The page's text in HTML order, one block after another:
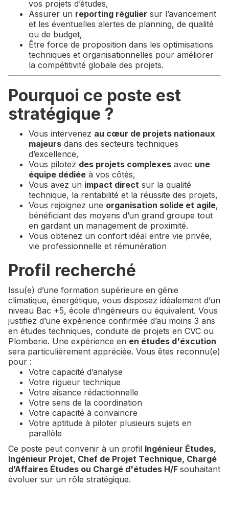
vos projets d’études,
Assurer un reporting régulier sur l’avancement
et les éventuelles alertes de planning, de qualité
ou de budget,
Être force de proposition dans les optimisations
techniques et organisationnelles pour améliorer
la compétitivité globale des projets.
Pourquoi ce poste est
stratégique ?
Vous intervenez au cœur de projets nationaux
majeurs dans des secteurs techniques
d’excellence,
Vous pilotez des projets complexes avec une
équipe dédiée à vos côtés,
Vous avez un impact direct sur la qualité
technique, la rentabilité et la réussite des projets,
Vous rejoignez une organisation solide et agile,
bénéficiant des moyens d’un grand groupe tout
en gardant un management de proximité.
Vous obtenez un confort idéal entre vie privée,
vie professionnelle et rémunération
Profil recherché
Issu(e) d’une formation supérieure en génie
climatique, énergétique, vous disposez idéalement d’un
niveau Bac +5, école d’ingénieurs ou équivalent. Vous
justifiez d’une expérience confirmée d’au moins 3 ans
en études techniques, conduite de projets en CVC ou
Plomberie. Une expérience en en études d'éxcution
sera particulièrement appréciée. Vous êtes reconnu(e)
pour :
Votre capacité d’analyse
Votre rigueur technique
Votre aisance rédactionnelle
Votre sens de la coordination
Votre capacité à convaincre
Votre aptitude à piloter plusieurs sujets en
parallèle
Ce poste peut convenir à un profil Ingénieur Études,
Ingénieur Projet, Chef de Projet Technique, Chargé
d’Affaires Études ou Chargé d'études H/F souhaitant
évoluer sur un rôle stratégique.